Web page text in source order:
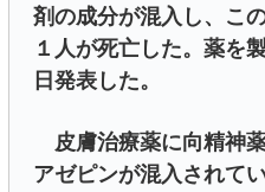
剤の成分が混入し、こ
１人が死亡した。薬を
日発表した。
皮膚治療薬に向精神
アゼピンが混入されて